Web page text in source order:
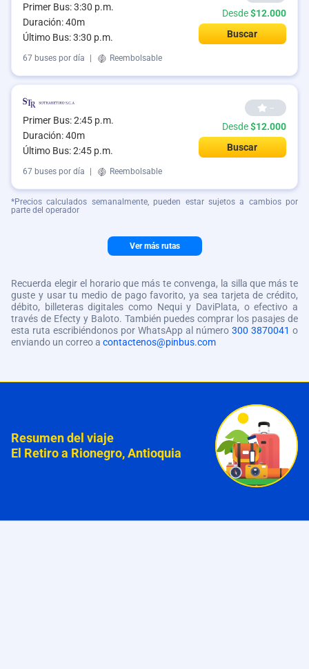
Primer Bus: 3:30 p.m.
Duración: 40m
Último Bus: 3:30 p.m.
Desde$12.000
Buscar
67 buses por día Reembolsable
Primer Bus: 2:45 p.m.
Duración: 40m
Último Bus: 2:45 p.m.
--
Desde$12.000
Buscar
67 buses por día Reembolsable
*Precios calculados semanalmente, pueden estar sujetos a cambios por
parte del operador
Ver más rutas
Recuerda elegir el horario que más te convenga, la silla que más te
guste y usar tu medio de pago favorito, ya sea tarjeta de crédito,
débito, billeteras digitales como Nequi y DaviPlata, o efectivo a
través de Efecty y Baloto. También puedes comprar los pasajes de
esta ruta escribiéndonos por WhatsApp al número 300 3870041 o
enviando un correo a contactenos@pinbus.com
Resumen del viaje
El Retiro a Rionegro, Antioquia